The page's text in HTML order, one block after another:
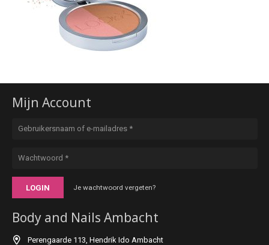
Mijn Account
LOGIN Je wachtwoord vergeten?
Body and Nails Ambacht
Perengaarde 113, Hendrik Ido Ambacht